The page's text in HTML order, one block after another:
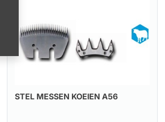
STEL MESSEN KOEIEN A56